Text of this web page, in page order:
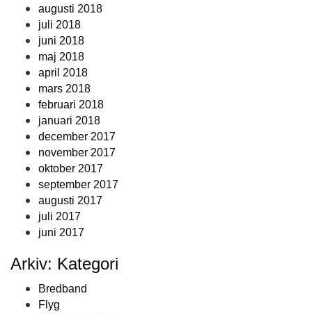
augusti 2018
juli 2018
juni 2018
maj 2018
april 2018
mars 2018
februari 2018
januari 2018
december 2017
november 2017
oktober 2017
september 2017
augusti 2017
juli 2017
juni 2017
Arkiv: Kategori
Bredband
Flyg